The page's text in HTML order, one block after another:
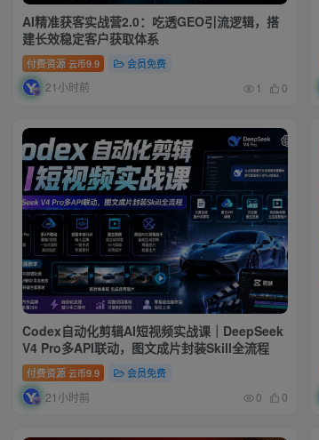
AI精准获客实战营2.0：吃透GEO引流逻辑，搭
建长效稳定客户获取体系
付费资源 云币9.9 会员免费
21小时前 1 0
Codex自动化剪辑AI短视频实战课｜DeepSeek
V4 Pro多API联动，图文成片封装Skill全流程
付费资源 云币9.9 会员免费
21小时前 0 0